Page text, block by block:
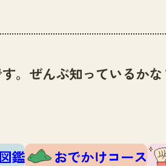
。ぜんぶ知っているかな
鑑 おでかけコース